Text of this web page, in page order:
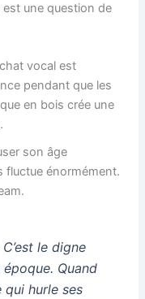
une question de
vocal est
pendant que les
en bois crée une
son âge
fluctue énormément.
le digne
Quand
hurle ses